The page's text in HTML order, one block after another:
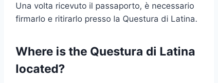
Una volta ricevuto il passaporto, è necessario
firmarlo e ritirarlo presso la Questura di Latina.
Where is the Questura di Latina
located?